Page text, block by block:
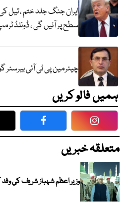
ایران جنگ جلد ختم ، تیل
سطح پر آئیں گی ، ڈونلڈ
چیئرمین پی ٹی آئی بیرسٹر
ہمیں فالو کریں
Facebook
متعلقہ خبریں
وزیر اعظم شہباز شریف کی